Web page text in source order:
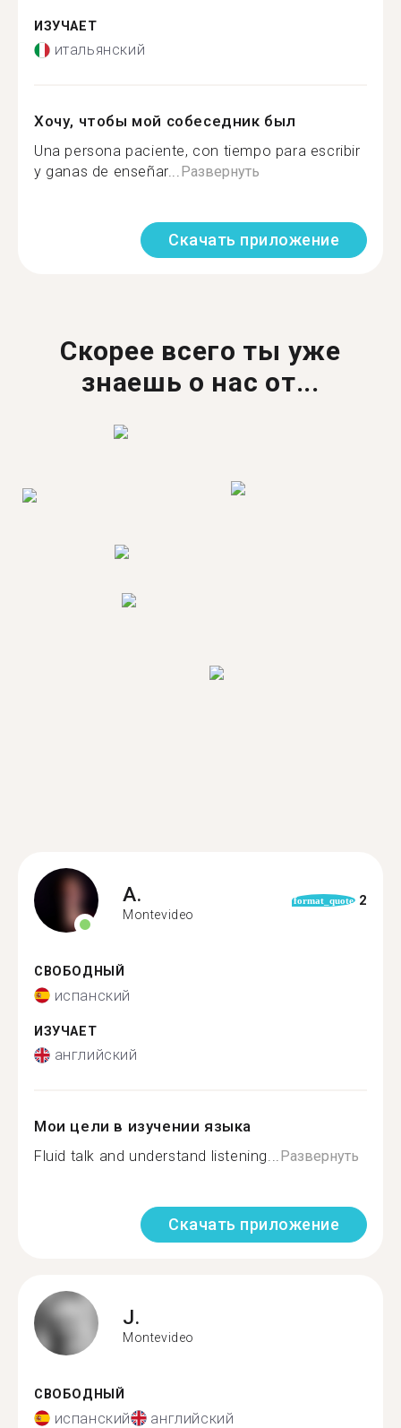
ИЗУЧАЕТ
итальянский
Хочу, чтобы мой собеседник был
Una persona paciente, con tiempo para escribir
y ganas de enseñar...Развернуть
Скачать приложение
Скорее всего ты уже
знаешь о нас от...
A.
Montevideo
format_quote 2
СВОБОДНЫЙ
испанский
ИЗУЧАЕТ
английский
Мои цели в изучении языка
Fluid talk and understand listening...Развернуть
Скачать приложение
J.
Montevideo
СВОБОДНЫЙ
испанский английский